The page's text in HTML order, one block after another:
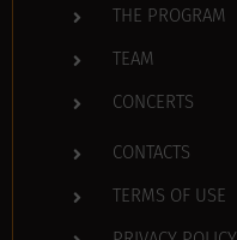
THE PROGRAM
TEAM
CONCERTS
CONTACTS
TERMS OF USE